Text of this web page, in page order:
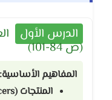
الدرس الأول
(ص 84-101)
المفاهيم الأساسية:
المنتجات (Producers):